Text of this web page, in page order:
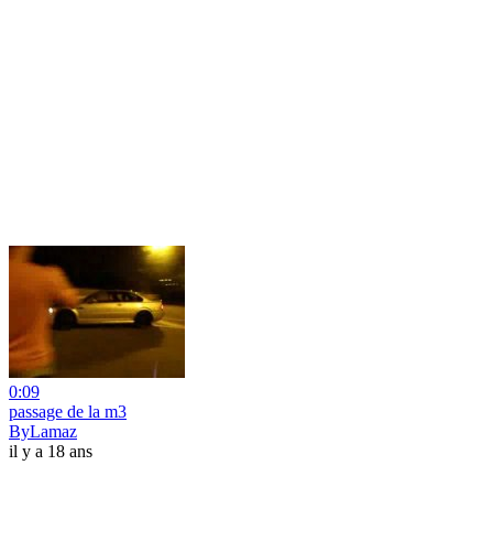
0:09
passage de la m3
ByLamaz
il y a 18 ans